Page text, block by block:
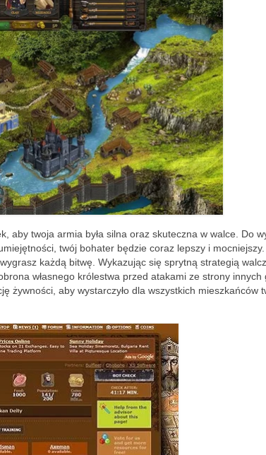
aby twoja armia była silna oraz skuteczna w walce. Do
twój bohater będzie coraz lepszy i mocniejszy.
każdą bitwę. Wykazując się sprytną strategią
własnego królestwa przed atakami ze strony innych
żywności, aby wystarczyło dla wszystkich mieszkańców